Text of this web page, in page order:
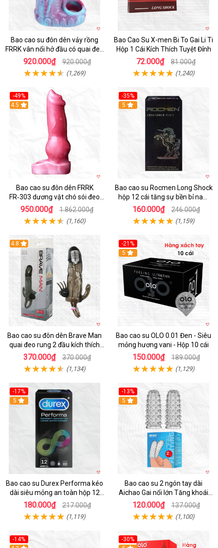
Bao cao su đôn dên vảy rồng
FRRK vân nổi hở đầu có quai đeo
bìu cao cấp
920.000₫ 920.000₫
(1,269)
Bao Cao Su X-men Bi To Gai Li Ti
Hộp 1 Cái Kích Thích Tuyệt Đỉnh
72.000₫ 81.000₫
(1,240)
-49%
4.5
Bao cao su đôn dên FRRK
FR‑303 dương vật chó sói đeo
tiện lợi cực đã
950.000₫ 1.862.000₫
(1,160)
-35%
5
Bao cao su Rocmen Long Shock
hộp 12 cái tăng sự bền bỉ nam
giới
160.000₫ 246.000₫
(1,159)
4.8
Bao cao su đôn dên Brave Man
quai đeo rung 2 đầu kích thích
mạnh
370.000₫ 370.000₫
(1,134)
-21%
Hot
5
Bao cao su OLO 0.01 Đen - Siêu
mỏng hương vani - Hộp 10 cái
150.000₫ 189.000₫
(1,129)
-17%
Hot
5
Bao cao su Durex Performa kéo
dài siêu mỏng an toàn hộp 12
cái
180.000₫ 217.000₫
(1,119)
-13%
5
Bao cao su 2 ngón tay dài
Aichao Gai nổi lớn Tăng khoái
cảm
120.000₫ 137.000₫
(1,100)
-14%
-30%